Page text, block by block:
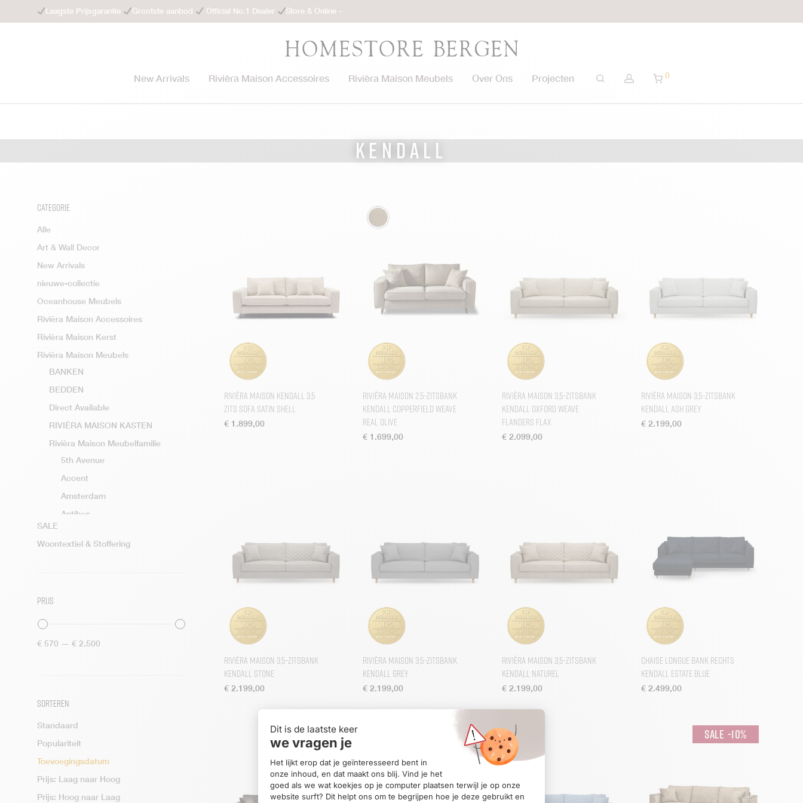
Laagste Prijsgarantie Grootste aanbod Official No.1 Dealer Store & Online -
New Arrivals Rivièra Maison Accessoires Rivièra Maison Meubels Over Ons Projecten 0
Kendall
Categorie
Alle
Art & Wall Decor
New Arrivals
nieuwe-collectie
Oceanhouse Meubels
Rivièra Maison Accessoires
Rivièra Maison Kerst
Rivièra Maison Meubels
BANKEN
BEDDEN
Direct Available
RIVIÈRA MAISON KASTEN
Rivièra Maison Meubelfamilie
5th Avenue
Accent
Amsterdam
Antibes
Astoria
Bowie Club
Cape Breton
Carmin
Carnaby
Casone
Chateau Belvedère
SALE
Woontextiel & Stoffering
Prijs
Min.
Max.
€ 570 — € 2.500
Sorteren
Standaard
Populariteit
Toevoegingsdatum
Prijs: Laag naar Hoog
Prijs: Hoog naar Laag
Rivièra Maison Kendall 3,5
Zits Sofa Satin Shell
€1.899,00
Rivièra Maison 2,5-zitsbank
Kendall Copperfield Weave
Real Olive
€ 1.699,00
Rivièra Maison 3,5-zitsbank
Kendall Oxford Weave
Flanders Flax
€ 2.099,00
Rivièra Maison 3,5-zitsbank
Kendall Ash Grey
€ 2.199,00
Rivièra Maison 3,5-zitsbank
Kendall Stone
€2.199,00
Rivièra Maison 3,5-zitsbank
Kendall Grey
€ 2.199,00
Rivièra Maison 3,5-zitsbank
Kendall Naturel
€ 2.199,00
Chaise Longue Bank Rechts
Kendall Estate Blue
€ 2.499,00
-10% 10 % -10%